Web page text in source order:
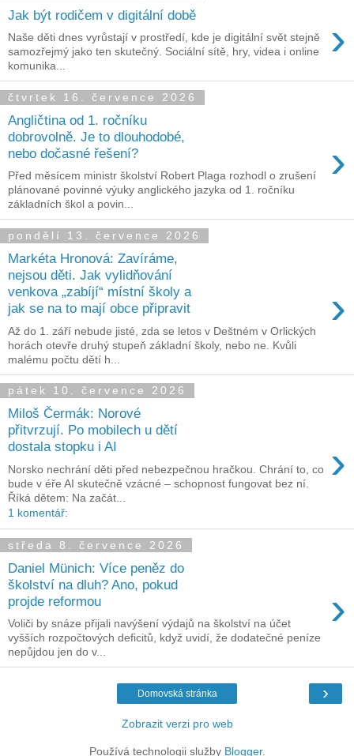
Jak být rodičem v digitální době ›
Naše děti dnes vyrůstají v prostředí, kde je digitální svět stejně
samozřejmý jako ten skutečný. Sociální sítě, hry, videa i online
komunika...
čtvrtek 16. července 2026
Angličtina od 1. ročníku
dobrovolně. Je to dlouhodobé,
nebo dočasné řešení?
›
Před měsícem ministr školství Robert Plaga rozhodl o zrušení
plánované povinné výuky anglického jazyka od 1. ročníku
základních škol a povin...
pondělí 13. července 2026
Markéta Hronová: Zavíráme,
nejsou děti. Jak vylidňování
venkova „zabíjí“ místní školy a
jak se na to mají obce připravit
›
Až do 1. září nebude jisté, zda se letos v Deštném v Orlických
horách otevře druhý stupeň základní školy, nebo ne. Kvůli
malému počtu dětí h...
pátek 10. července 2026
Miloš Čermák: Norové
přitvrzují. Po mobilech u dětí
dostala stopku i AI
›
Norsko nechrání děti před nebezpečnou hračkou. Chrání to, co
bude v éře AI skutečně vzácné – schopnost fungovat bez ní.
Říká dětem: Na začát...
1 komentář:
středa 8. července 2026
Daniel Münich: Více peněz do
školství na dluh? Ano, pokud
projde reformou
›
Voliči by snáze přijali navýšení výdajů na školství na účet
vyšších rozpočtových deficitů, když uvidí, že dodatečné peníze
nepůjdou jen do v...
›
Domovská stránka
Zobrazit verzi pro web
Používá technologii služby Blogger.